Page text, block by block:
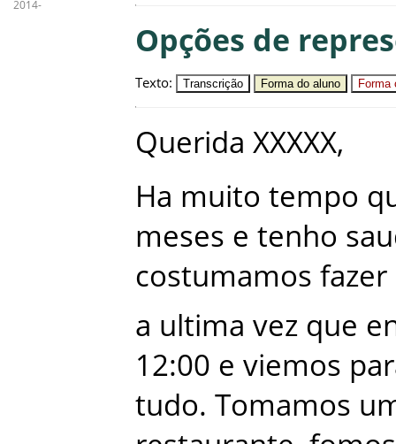
2014-
Opções de
Texto: Transcrição Forma do aluno Forma
Querida XXXXX,
Ha muito tempo
meses e tenho
costumamos fazer
a ultima vez que
12:00 e viemos
tudo. Tomamos